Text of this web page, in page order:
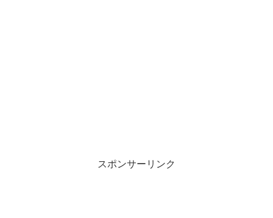
スポンサーリンク